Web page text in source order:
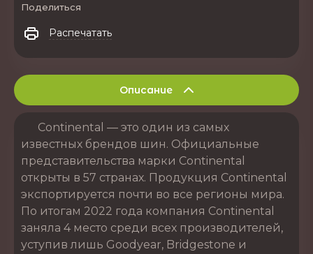
Поделиться
Распечатать
Описание
Continental — это один из самых
известных брендов шин. Официальные
представительства марки Continental
открыты в 57 странах. Продукция Continental
экспортируется почти во все регионы мира.
По итогам 2022 года компания Continental
заняла 4 место среди всех производителей,
уступив лишь Goodyear, Bridgestone и